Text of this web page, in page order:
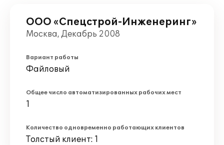
ООО «Спецстрой-Инженеринг»
Москва, Декабрь 2008
Вариант работы
Файловый
Общее число автоматизированных рабочих мест
1
Количество одновременно работающих клиентов
Толстый клиент: 1